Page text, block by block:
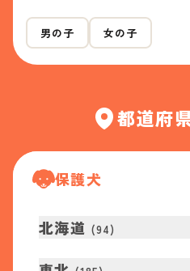
男の子 女の子
都道府
保護犬
北海道 (94)